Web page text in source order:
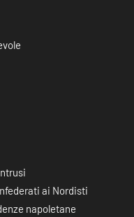
ai Nordisti
napoletane